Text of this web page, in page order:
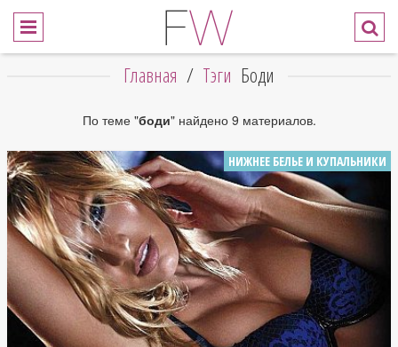
Главная / Тэги Боди
По теме "боди" найдено 9 материалов.
НИЖНЕЕ БЕЛЬЕ И КУПАЛЬНИКИ